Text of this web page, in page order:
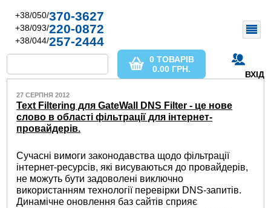
+38/050/370-3627
+38/093/220-0872
+38/044/257-2444
ВХІД
0 ТОВАРІВ
0.00 ГРН.
27 СЕРПНЯ 2012
Text Filtering для GateWall DNS Filter - це нове
слово в області фільтрації для інтернет-
провайдерів.
Сучасні вимоги законодавства щодо фільтрації
інтернет-ресурсів, які висуваються до провайдерів,
не можуть бути задоволені виключно
використанням технології перевірки DNS-запитів.
Динамічне оновлення баз сайтів сприяє